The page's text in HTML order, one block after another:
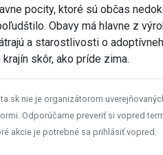
pocity, ktoré sú občas
Obavy má hlavne z
a starostlivosti o
skôr, ako príde zima.
nie je organizátorom
Odporúčame preveriť si vopred
akcie je potrebné sa prihlásiť vopred.